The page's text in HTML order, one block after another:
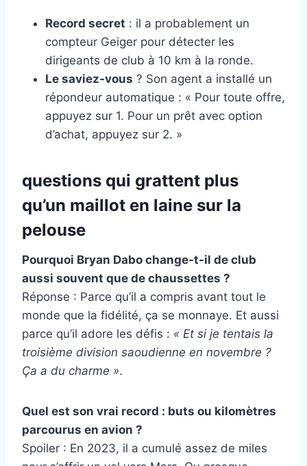
Record secret : il a probablement un
compteur Geiger pour détecter les
dirigeants de club à 10 km à la ronde.
Le saviez-vous ? Son agent a installé un
répondeur automatique : « Pour toute offre,
appuyez sur 1. Pour un prêt avec option
d’achat, appuyez sur 2. »
questions qui grattent plus
qu’un maillot en laine sur la
pelouse
Pourquoi Bryan Dabo change-t-il de club
aussi souvent que de chaussettes ?
Réponse : Parce qu’il a compris avant tout le
monde que la fidélité, ça se monnaye. Et aussi
parce qu’il adore les défis : « Et si je tentais la
troisième division saoudienne en novembre ?
Ça a du charme ».
Quel est son vrai record : buts ou kilomètres
parcourus en avion ?
Spoiler : En 2023, il a cumulé assez de miles